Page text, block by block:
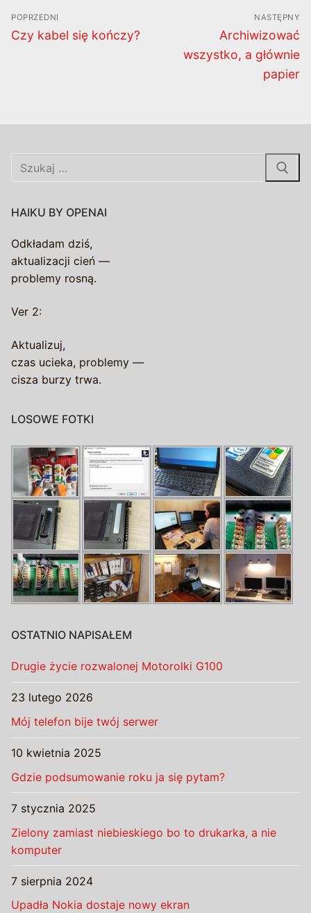
Nawigacja
wpisu
POPRZEDNI
Poprzedni
Czy kabel się kończy?
NASTĘPNY
Następny
wpis:
Archiwizować
wszystko, a głównie
papier
Szukaj:
HAIKU BY OPENAI
Odkładam dziś,
aktualizacji cień —
problemy rosną.
Ver 2:
Aktualizuj,
czas ucieka, problemy —
cisza burzy trwa.
LOSOWE FOTKI
OSTATNIO NAPISAŁEM
Drugie życie rozwalonej Motorolki G100
23 lutego 2026
Mój telefon bije twój serwer
10 kwietnia 2025
Gdzie podsumowanie roku ja się pytam?
7 stycznia 2025
Zielony zamiast niebieskiego bo to drukarka, a nie
komputer
7 sierpnia 2024
Upadła Nokia dostaje nowy ekran